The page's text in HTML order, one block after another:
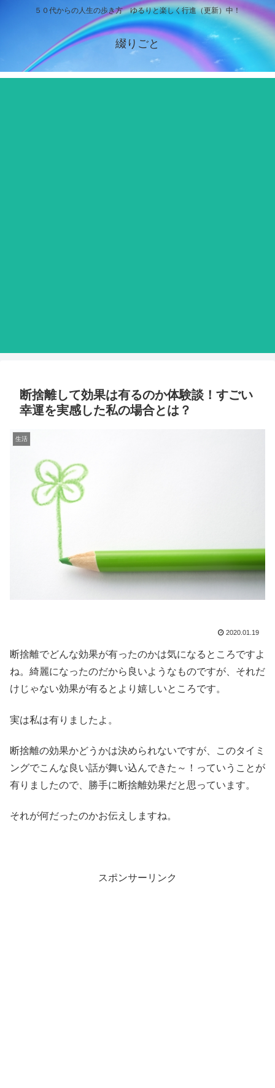
５０代からの人生の歩き方 ゆるりと楽しく行進（更新）中！
綴りごと
断捨離して効果は有るのか体験談！すごい
幸運を実感した私の場合とは？
生活
2020.01.19
断捨離でどんな効果が有ったのかは気になるところですよ
ね。綺麗になったのだから良いようなものですが、それだ
けじゃない効果が有るとより嬉しいところです。
実は私は有りましたよ。
断捨離の効果かどうかは決められないですが、このタイミ
ングでこんな良い話が舞い込んできた～！っていうことが
有りましたので、勝手に断捨離効果だと思っています。
それが何だったのかお伝えしますね。
スポンサーリンク